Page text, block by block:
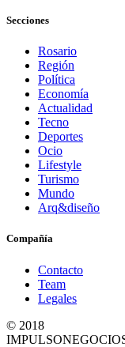
Secciones
Rosario
Región
Política
Economía
Actualidad
Tecno
Deportes
Ocio
Lifestyle
Turismo
Mundo
Arq&diseño
Compañía
Contacto
Team
Legales
© 2018